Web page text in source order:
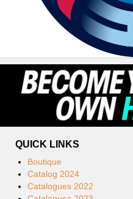
QUICK LINKS
Boutique
Catalog 2024
Catalogues 2022